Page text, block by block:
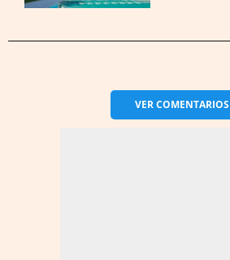
VERCOMENTARIOS